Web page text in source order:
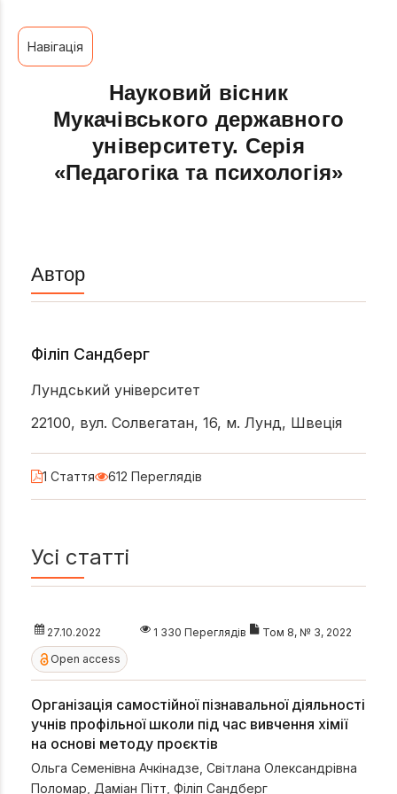
Навігація
Науковий вісник
Мукачівського державного
університету. Серія
«Педагогіка та психологія»
Автор
Філіп Сандберг
Лундський університет
22100, вул. Солвегатан, 16, м. Лунд, Швеція
1 Стаття 612 Переглядів
Усі статті
27.10.2022 1 330 Переглядів Том 8, № 3, 2022
Open access
Організація самостійної пізнавальної діяльності
учнів профільної школи під час вивчення хімії
на основі методу проєктів
Ольга Семенівна Ачкінадзе Світлана Олександрівна
Поломар Даміан Пітт Філіп Сандберг